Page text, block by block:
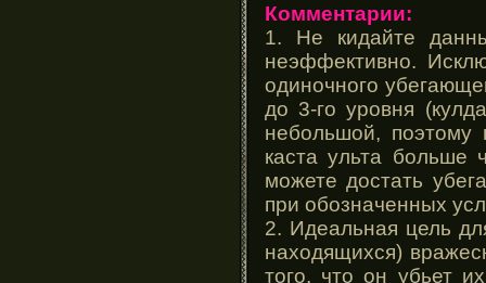
Комментарии:
1. Не кидайте
неэффективно.
одиночного
до 3-го уровня
небольшой, поэтому
каста ульта больше
можете достать
при обозначенных
2. Идеальная цель
находящихся)
того, что он убьет